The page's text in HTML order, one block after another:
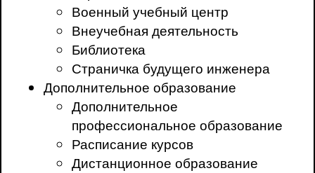
Военный учебный центр
Внеучебная деятельность
Библиотека
Страничка будущего инженера
Дополнительное образование
Дополнительное
профессиональное образование
Расписание курсов
Дистанционное образование